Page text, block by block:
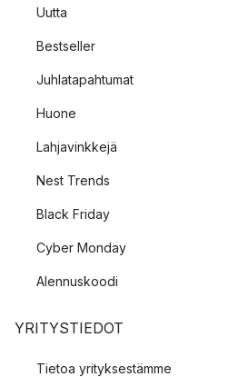
Uutta
Bestseller
Juhlatapahtumat
Huone
Lahjavinkkejä
Nest Trends
Black Friday
Cyber Monday
Alennuskoodi
YRITYSTIEDOT
Tietoa yrityksestämme